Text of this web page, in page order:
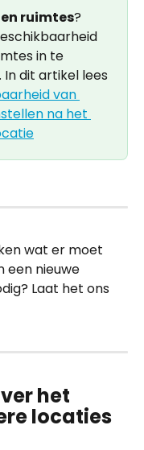
ruimtes?
in te
In dit artikel lees
van
na het
wat er moet
een nieuwe
Laat het ons
het
locaties